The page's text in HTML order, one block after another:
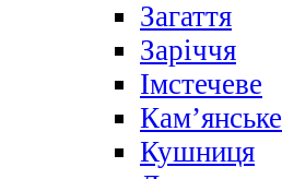
Загаття
Заріччя
Імстечеве
Кам’янське
Кушниця